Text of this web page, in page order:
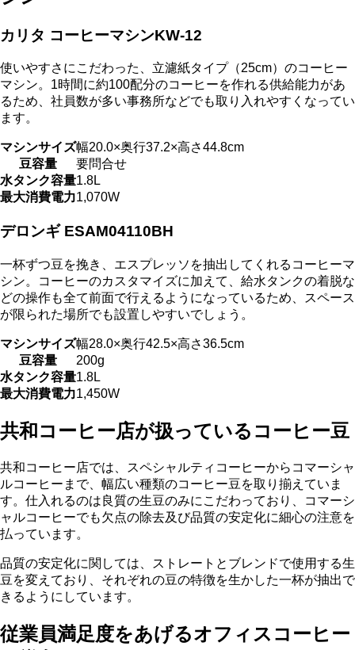
カリタ コーヒーマシンKW-12
使いやすさにこだわった、立濾紙タイプ（25cm）のコーヒー
マシン。 1時間に約100配分のコーヒーを作れる供給能力があ
るため、社員数が多い事務所などでも取り入れやすくなってい
ます。
マシンサイズ幅20.0×奥行37.2×高さ44.8cm
豆容量
要問合せ
水タンク容量1.8L
最大消費電力1,070W
デロンギ ESAM04110BH
一杯ずつ豆を挽き、エスプレッソを抽出 してくれるコーヒーマ
シン。コーヒーのカスタマイズに加えて、給水タンクの着脱な
どの操作も全て前面で行えるようになっているため、スペース
が限られた場所でも設置しやすいでしょう。
マシンサイズ幅28.0×奥行42.5×高さ36.5cm
豆容量
200g
水タンク容量1.8L
最大消費電力1,450W
共和コーヒー店が扱っているコーヒー豆
共和コーヒー店では、スペシャルティコーヒーからコマーシャ
ルコーヒーまで、幅広い種類のコーヒー豆を取り揃えていま
す。 仕入れるのは良質の生豆のみにこだわっており、コマーシ
ャルコーヒーでも欠点の除去及び品質の安定化に細心の注意を
払っています。
品質の安定化に関しては、ストレートとブレンドで使用する生
豆を変えており、それぞれの豆の特徴を生かした一杯が抽出で
きるようにしています。
従業員満足度をあげるオフィスコーヒー